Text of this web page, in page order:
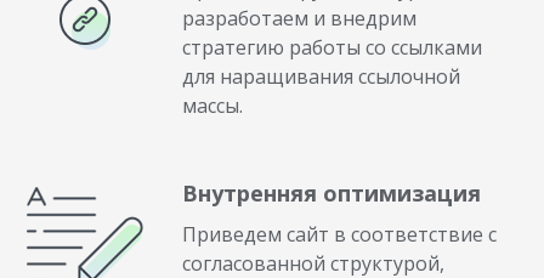
разработаем и внедрим
стратегию работы со ссылками
для наращивания ссылочной
массы.
Внутренняя оптимизация
Приведем сайт в соответствие с
согласованной структурой,